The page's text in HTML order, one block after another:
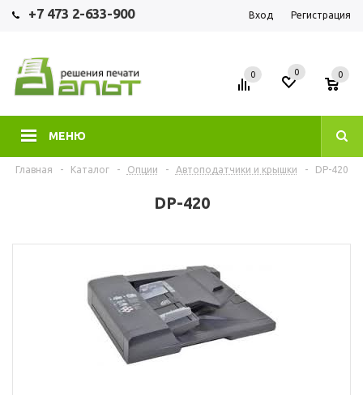
+7 473 2-633-900 Вход Регистрация
МЕНЮ
0 0 0
Главная - Каталог - Опции - Автоподатчики и крышки - DP-420
DP-420